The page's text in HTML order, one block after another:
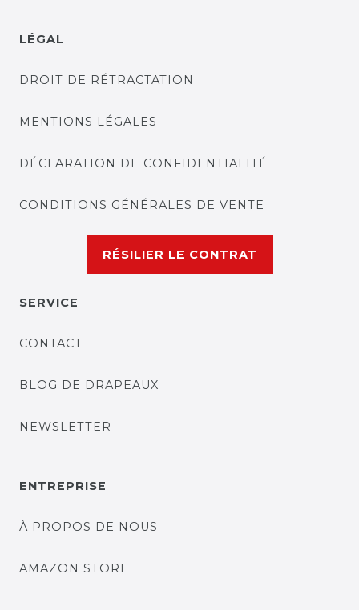
LÉGAL
DROIT DE RÉTRACTATION
MENTIONS LÉGALES
DÉCLARATION DE CONFIDENTIALITÉ
CONDITIONS GÉNÉRALES DE VENTE
RÉSILIER LE CONTRAT
SERVICE
CONTACT
BLOG DE DRAPEAUX
NEWSLETTER
ENTREPRISE
À PROPOS DE NOUS
AMAZON STORE